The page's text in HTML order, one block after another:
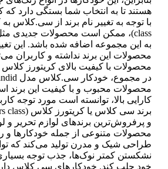
هستند تا به انتخاب شما بستگی دارد که
به این مجموعه اضافه شده باشد. این
محصولات این برند نداشته و کاربران
محصولات با کیفیت بالای کریتورز کلاس
محصولات محبوب و با کیفیت این برند
کارایی بالا، توانسته است مورد توجه
و پرفروش‌ترین برندهای لوازم تحریر و
محصولات متنوعی از جمله خودکارها و
طراحی شیک و مدرن تولید می‌کند که
نشکستن کمتر نوک‌ها، جذب توجه
خود جلب کند. خودکارهای سی کلاس